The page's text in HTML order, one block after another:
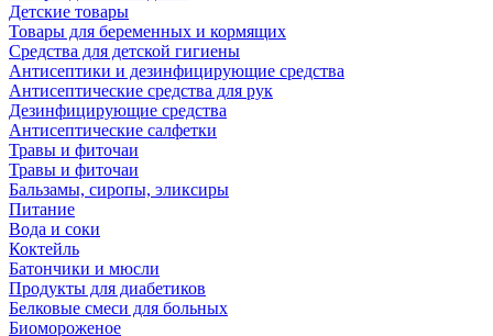
Детские товары
Товары для беременных и кормящих
Средства для детской гигиены
Антисептики и дезинфицирующие средства
Антисептические средства для рук
Дезинфицирующие средства
Антисептические салфетки
Травы и фиточаи
Травы и фиточаи
Бальзамы, сиропы, эликсиры
Питание
Вода и соки
Коктейль
Батончики и мюсли
Продукты для диабетиков
Белковые смеси для больных
Биомороженое